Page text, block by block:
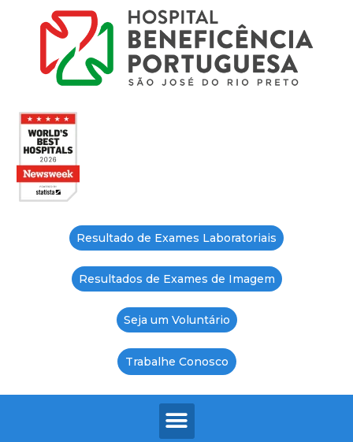
Resultado de Exames Laboratoriais
Resultados de Exames de Imagem
Seja um Voluntário
Trabalhe Conosco